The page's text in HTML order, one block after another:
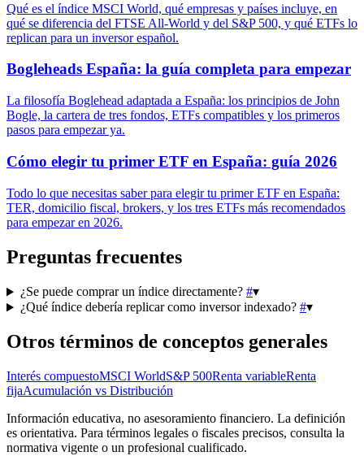
Qué es el índice MSCI World, qué empresas y países incluye, en
qué se diferencia del FTSE All-World y del S&P 500, y qué ETFs lo
replican para un inversor español.
Bogleheads España: la guía completa para empezar
La filosofía Boglehead adaptada a España: los principios de John
Bogle, la cartera de tres fondos, ETFs compatibles y los primeros
pasos para empezar ya.
Cómo elegir tu primer ETF en España: guía 2026
Todo lo que necesitas saber para elegir tu primer ETF en España:
TER, domicilio fiscal, brokers, y los tres ETFs más recomendados
para empezar en 2026.
Preguntas frecuentes
¿Se puede comprar un índice directamente? #▾
¿Qué índice debería replicar como inversor indexado? #▾
Otros términos de conceptos generales
Interés compuestoMSCI WorldS&P 500Renta variableRenta
fijaAcumulación vs Distribución
Información educativa, no asesoramiento financiero. La definición
es orientativa. Para términos legales o fiscales precisos, consulta la
normativa vigente o un profesional cualificado.